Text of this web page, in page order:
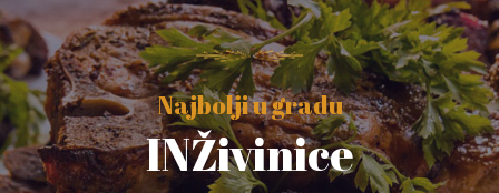
Najbolji u gradu
INŽivinice